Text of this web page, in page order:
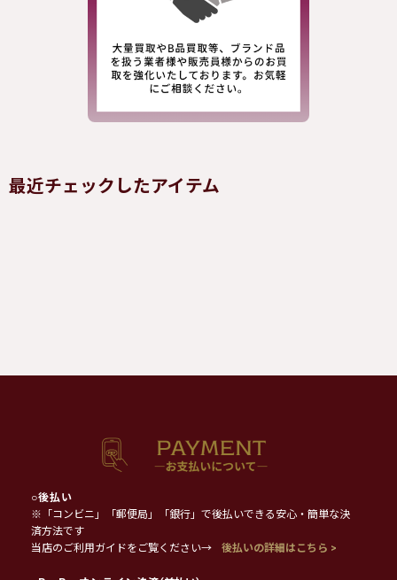
最近チェックしたアイテム
○後払い
※「コンビニ」「郵便局」「銀行」で後払いできる安心・簡単な決
済方法です
当店のご利用ガイドをご覧ください→
後払いの詳細はこちら >